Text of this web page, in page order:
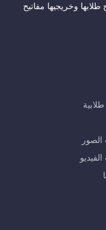
طلابها وخريجيها مفاتيح
الصور